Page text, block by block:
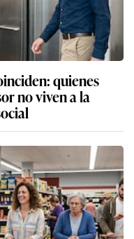
quienes
no viven a la